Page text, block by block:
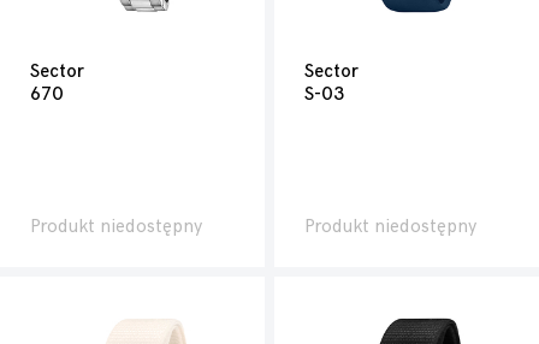
Sector
670
Produkt niedostępny
Sector
S-03
Produkt niedostępny